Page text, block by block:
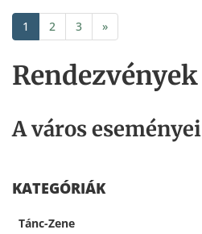
Rendezvények
A város eseményei
KATEGÓRIÁK
Tánc-Zene
1 2 3 »